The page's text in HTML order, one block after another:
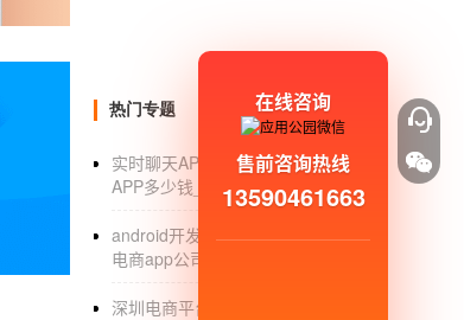
国学文化APP开发 重新学习传统文化
泛娱乐以及互联网时代，国学文化已经被大
国学变得更加有趣，周易等经典著作，了解
热门专题
实时聊天APP开发_开发一个聊天
APP多少钱_教程_解决方案
android开发电商app_android开发
电商app公司_外包
深圳电商平台app开发_深圳电商平
在线咨询
售前咨询热线
13590461663